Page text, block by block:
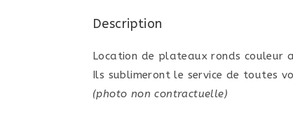
Description
Location de plateaux ronds couleur
Ils sublimeront le service de toutes
(photo non contractuelle)